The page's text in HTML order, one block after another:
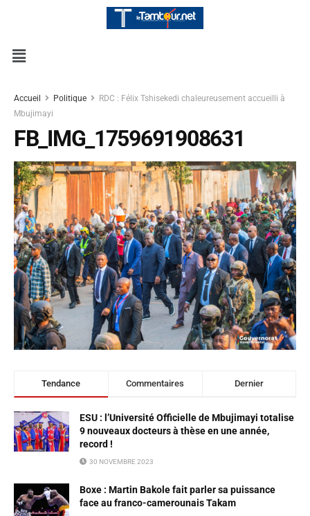
Accueil Politique
RDC : Félix Tshisekedi chaleureusement accueilli à
Mbujimayi
FB_IMG_1759691908631
Tendance Commentaires Dernier
ESU : l’Université Officielle de Mbujimayi totalise
9 nouveaux docteurs à thèse en une année,
record !
30 NOVEMBRE 2023
Boxe : Martin Bakole fait parler sa puissance
face au franco-camerounais Takam